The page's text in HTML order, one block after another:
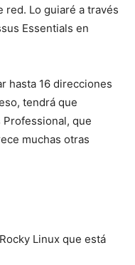
red. Lo guiaré a través
Essentials en
hasta 16 direcciones
tendrá que
que
muchas otras
Linux que está